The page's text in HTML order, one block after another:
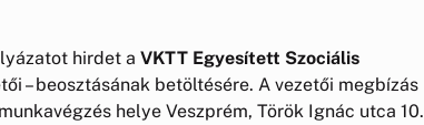
hirdet a VKTT Egyesített Szociális
– beosztásának betöltésére. A vezetői megbízás
helye Veszprém, Török Ignác utca 10.